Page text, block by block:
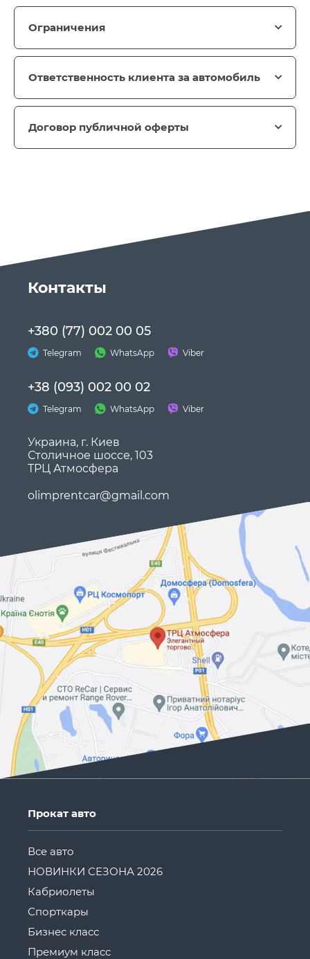
Ограничения
Ответственность клиента за автомобиль
Договор публичной оферты
Контакты
+380 (77) 002 00 05
Telegram WhatsApp Viber
+38 (093) 002 00 02
Telegram WhatsApp Viber
Украина, г. Киев
Столичное шоссе, 103
ТРЦ Атмосфера
olimprentcar@gmail.com
Прокат авто
Все авто
НОВИНКИ СЕЗОНА 2026
Кабриолеты
Спорткары
Бизнес класс
Премиум класс